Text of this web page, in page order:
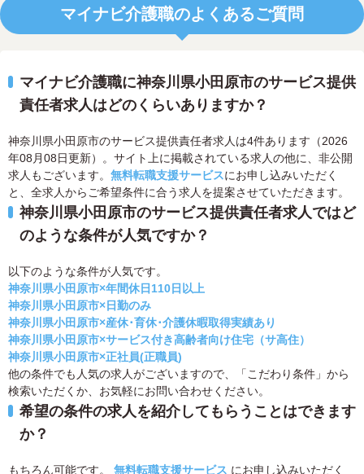
マイナビ介護職のよくあるご質問
マイナビ介護職に神奈川県小田原市のサービス提供
責任者求人はどのくらいありますか？
神奈川県小田原市のサービス提供責任者求人は4件あります（2026
年08月08日更新）。サイト上に掲載されている求人の他に、非公開
求人もございます。 無料転職支援サービスにお申し込みいただく
と、全求人からご希望条件に合う求人を提案させていただきます。
神奈川県小田原市のサービス提供責任者求人ではど
のような条件が人気ですか？
以下のような条件が人気です。
神奈川県小田原市×年間休日110日以上
神奈川県小田原市×日勤のみ
神奈川県小田原市×産休･育休･介護休暇取得実績あり
神奈川県小田原市×サービス付き高齢者向け住宅（サ高住）
神奈川県小田原市×正社員(正職員)
他の条件でも人気の求人がございますので、「こだわり条件」から
検索いただくか、お気軽にお問い合わせください。
希望の条件の求人を紹介してもらうことはできます
か？
もちろん可能です。 無料転職支援サービス にお申し込みいただく